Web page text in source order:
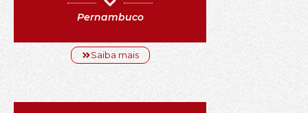
Pernambuco
Saiba mais